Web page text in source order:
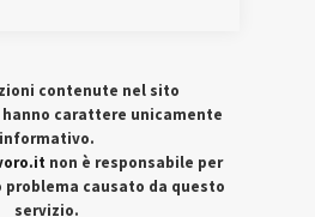
contenute nel sito
hanno carattere unicamente
informativo.
non è responsabile per
problema causato da questo
servizio.